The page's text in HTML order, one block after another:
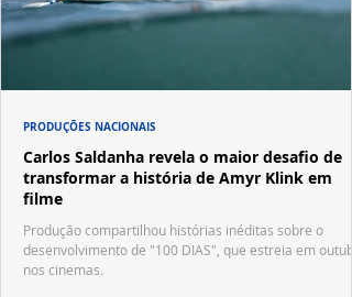
Carlos Saldanha revela o maior desafio de
transformar a história de Amyr Klink em
filme
Produção compartilhou histórias inéditas sobre o
desenvolvimento de "100 DIAS", que estreia em
nos cinemas.
PRODUÇÕES NACIONAIS